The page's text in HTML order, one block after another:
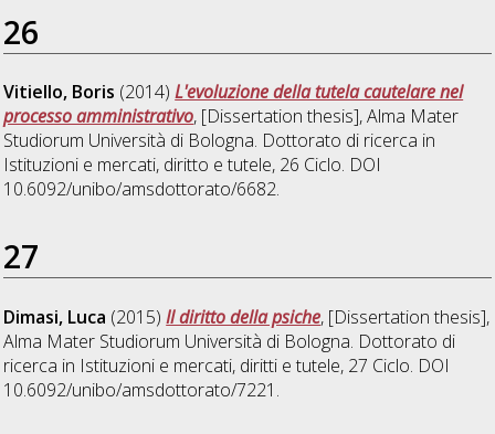
26
Vitiello, Boris (2014)L'evoluzione della tutela cautelare nel
processo amministrativo, [Dissertation thesis], Alma Mater
Studiorum Università di Bologna. Dottorato di ricerca in
Istituzioni e mercati, diritto e tutele, 26 Ciclo. DOI
10.6092/unibo/amsdottorato/6682.
27
Dimasi, Luca (2015)Il diritto della psiche, [Dissertation thesis],
Alma Mater Studiorum Università di Bologna. Dottorato di
ricerca in Istituzioni e mercati, diritti e tutele, 27 Ciclo. DOI
10.6092/unibo/amsdottorato/7221.